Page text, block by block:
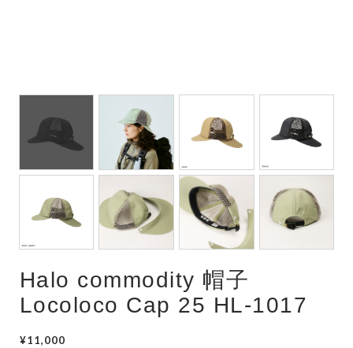
Halo commodity 帽子
Locoloco Cap 25 HL-1017
¥11,000